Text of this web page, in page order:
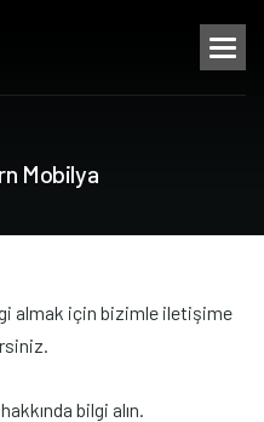
rn Mobilya
almak için bizimle iletişime
bilgi alın.